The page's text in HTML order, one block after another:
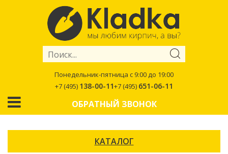
Понедельник-пятница с 9:00 до 19:00
+7 (495) 138-00-11+7 (495) 651-06-11
ОБРАТНЫЙ ЗВОНОК
КАТАЛОГ